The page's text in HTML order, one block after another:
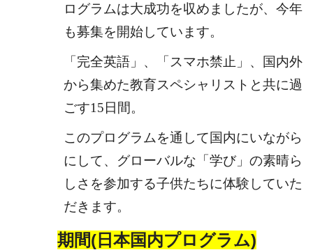
ログラムは大成功を収めましたが、今年
も募集を開始しています。
「完全英語」、「スマホ禁止」、
国内外
から集めた教育スペシャリストと共に過
ごす15日間。
このプログラムを通して国内にいながら
にして、グローバルな「学び」の素晴ら
しさを参加する子供たちに体験していた
だきます。
期間(日本国内プログラム)